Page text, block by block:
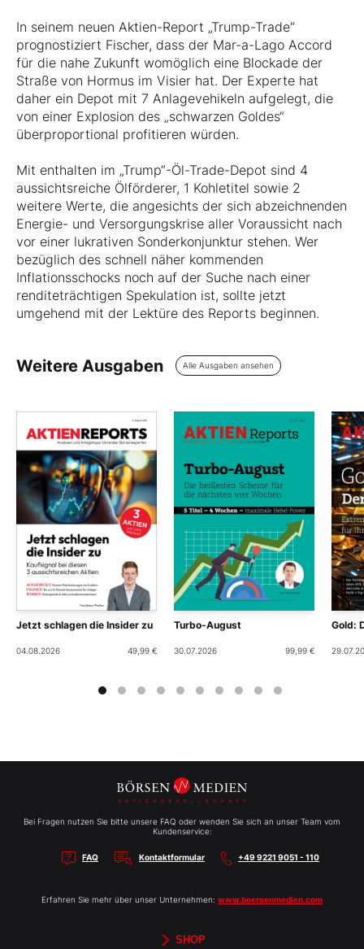
In seinem neuen Aktien-Report „Trump-Trade“
prognostiziert Fischer, dass der Mar-a-Lago Accord
für die nahe Zukunft womöglich eine Blockade der
Straße von Hormus im Visier hat. Der Experte hat
daher ein Depot mit 7 Anlagevehikeln aufgelegt, die
von einer Explosion des „schwarzen Goldes“
überproportional profitieren würden.
Mit enthalten im „Trump“-Öl-Trade-Depot sind 4
aussichtsreiche Ölförderer, 1 Kohletitel sowie 2
weitere Werte, die angesichts der sich abzeichnenden
Energie- und Versorgungskrise aller Voraussicht nach
vor einer lukrativen Sonderkonjunktur stehen. Wer
bezüglich des schnell näher kommenden
Inflationsschocks noch auf der Suche nach einer
renditeträchtigen Spekulation ist, sollte jetzt
umgehend mit der Lektüre des Reports beginnen.
Weitere Ausgaben Alle Ausgaben ansehen
Jetzt schlagen die Insider zu
04.08.2026 49,99 €
Turbo-August
30.07.2026 99,99 €
Gold:
Bei Fragen nutzen Sie bitte unsere FAQ oder wenden Sie sich an unser Team vom
Kundenservice:
FAQ Kontaktformular +49 9221 9051 - 110
Erfahren Sie mehr über unser Unternehmen: www.boersenmedien.com
SHOP